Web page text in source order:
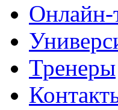
Онлайн-
Тренеры